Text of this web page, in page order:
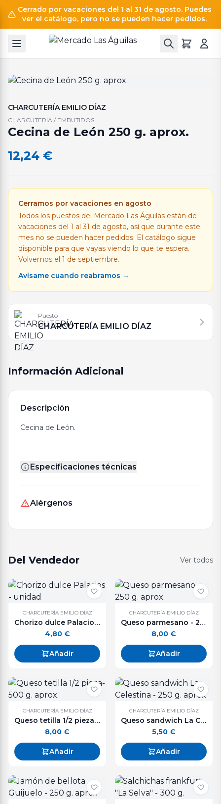
Cerrado por vacaciones del 1 al 31 de agosto. Puedes
ver el catálogo, pero no se pueden hacer pedidos.
CHARCUTERÍA EMILIO DÍAZ
CHARCUTERIA / EMBUTIDOS
Cecina de León 250 g. aprox.
12,24 €
Cerramos por vacaciones en agosto
Todos los puestos del Mercado Las Águilas están de
vacaciones del 1 al 31 de agosto, así que durante este
mes no se pueden hacer pedidos. El catálogo sigue
disponible para que vayas viendo lo que te espera.
Volvemos el 1 de septiembre.
Avísame cuando reabramos →
Puesto
CHARCUTERÍA EMILIO DÍAZ
Información Adicional
Descripción
Cecina de León.
Especificaciones técnicas
Alérgenos
Del Vendedor Ver todos
CHARCUTERÍA EMILIO DÍAZ
Chorizo dulce Palacios - unidad
4,80 €
Añadir
CHARCUTERÍA EMILIO DÍAZ
Queso parmesano - 250 g. aprox.
8,00 €
Añadir
CHARCUTERÍA EMILIO DÍAZ
Queso tetilla 1/2 pieza- 500 g. aprox.
8,00 €
Añadir
CHARCUTERÍA EMILIO DÍAZ
Queso sandwich La Celestina - 250 g. aprox
5,50 €
Añadir